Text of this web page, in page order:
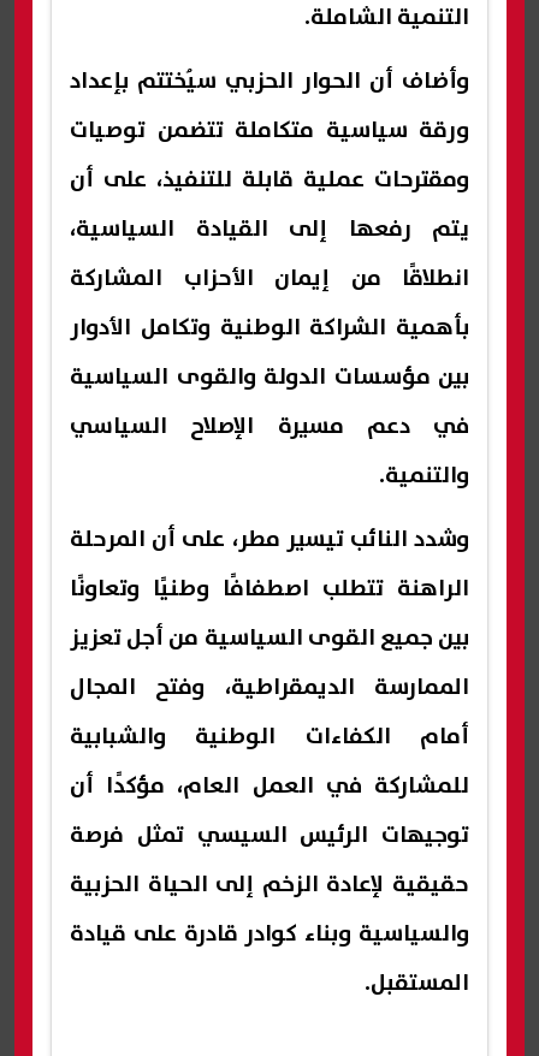
التنمية الشاملة.
وأضاف أن الحوار الحزبي سيُختتم بإعداد
ورقة سياسية متكاملة تتضمن توصيات
ومقترحات عملية قابلة للتنفيذ، على أن
يتم رفعها إلى القيادة السياسية،
انطلاقًا من إيمان الأحزاب المشاركة
بأهمية الشراكة الوطنية وتكامل الأدوار
بين مؤسسات الدولة والقوى السياسية
في دعم مسيرة الإصلاح السياسي
والتنمية.
وشدد النائب تيسير مطر، على أن المرحلة
الراهنة تتطلب اصطفافًا وطنيًا وتعاونًا
بين جميع القوى السياسية من أجل تعزيز
الممارسة الديمقراطية، وفتح المجال
أمام الكفاءات الوطنية والشبابية
للمشاركة في العمل العام، مؤكدًا أن
توجيهات الرئيس السيسي تمثل فرصة
حقيقية لإعادة الزخم إلى الحياة الحزبية
والسياسية وبناء كوادر قادرة على قيادة
المستقبل.